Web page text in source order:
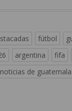
noticias de guatemala